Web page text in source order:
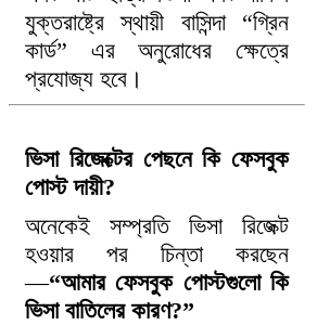
যুক্তরাষ্ট্রে স্থায়ী বাসিন্দা “গ্রিন
কার্ড” এর অনুরোধের ক্ষেত্রে
প্রযোজ্য হবে।
ভিসা রিজেক্টের পেছনে কি ফেসবুক
পোস্ট দায়ী?
অনেকেই সম্প্রতি ভিসা রিজেক্ট
হওয়ার পর চিন্তা করছেন
—“আমার ফেসবুক পোস্টগুলো কি
ভিসা বাতিলের কারণ?”